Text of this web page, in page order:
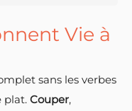
Vie à
sans les verbes
plat. Couper,